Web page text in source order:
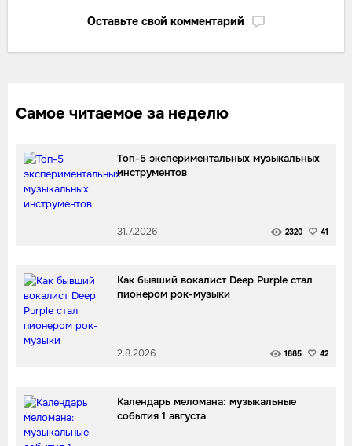
Оставьте свой комментарий
Самое читаемое за неделю
Топ-5 экспериментальных музыкальных
инструментов
31.7.2026 2320 41
Как бывший вокалист Deep Purple стал
пионером рок-музыки
2.8.2026 1885 42
Календарь меломана: музыкальные
события 1 августа